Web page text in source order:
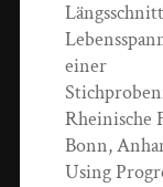
einer
Bonn,
Using